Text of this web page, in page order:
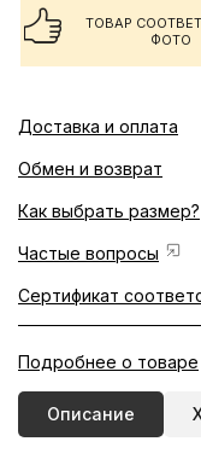
ТОВАР
ФОТО
Доставка и оплата
Обмен и возврат
Как выбрать размер?
Частые вопросы
Сертификат
Подробнее о товаре
Описание